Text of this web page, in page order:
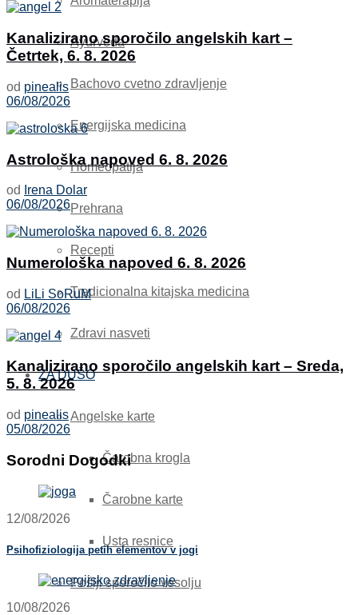
Ayurveda
Bachovo cvetno zdravljenje
Energijska medicina
Homeopatija
Prehrana
Recepti
Tradicionalna kitajska medicina
Zdravi nasveti
ZA DUŠO
Angelske karte
Čarobna krogla
Čarobne karte
Usta resnice
Pošlji sporočilo vesolju
Kanalizirano sporočilo angelskih kart –
Četrtek, 6. 8. 2026
od pinealis
06/08/2026
Astrološka napoved 6. 8. 2026
od
Irena Dolar
06/08/2026
Numerološka napoved 6. 8. 2026
od LiLi SoRuM
06/08/2026
Kanalizirano sporočilo angelskih kart – Sreda,
5. 8. 2026
od pinealis
05/08/2026
Sorodni Dogodki
12/08/2026
Psihofiziologija petih elementov v jogi
10/08/2026